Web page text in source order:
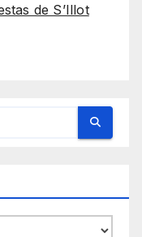
de S’Illot